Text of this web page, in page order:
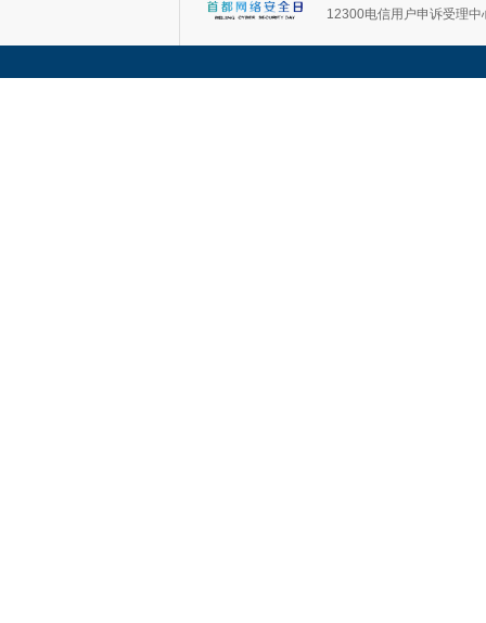
12300电信用户申诉受理中